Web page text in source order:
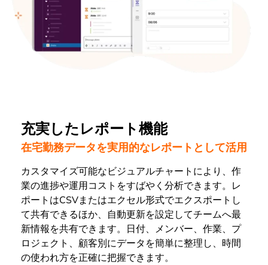
充実したレポート機能
在宅勤務データを実用的なレポートとして活用
カスタマイズ可能なビジュアルチャートにより、作
業の進捗や運用コストをすばやく分析できます。レ
ポートはCSVまたはエクセル形式でエクスポートし
て共有できるほか、自動更新を設定してチームへ最
新情報を共有できます。日付、メンバー、作業、プ
ロジェクト、顧客別にデータを簡単に整理し、時間
の使われ方を正確に把握できます。